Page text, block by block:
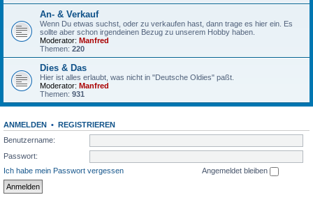
An- & Verkauf
Wenn Du etwas suchst, oder zu verkaufen hast, dann trage es hier ein. Es
sollte aber schon irgendeinen Bezug zu unserem Hobby haben.
Moderator: Manfred
Themen: 220
Dies & Das
Hier ist alles erlaubt, was nicht in "Deutsche Oldies" paßt.
Moderator: Manfred
Themen: 931
ANMELDEN • REGISTRIEREN
Benutzername:
Passwort:
Ich habe mein Passwort vergessen
Angemeldet bleiben